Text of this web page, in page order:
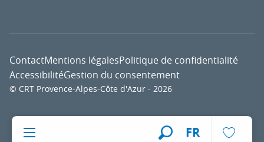
FR
© CRT Provence-Alpes-Côte d'Azur - 2026
ContactMentions légalesPolitique de confidentialité
AccessibilitéGestion du consentement